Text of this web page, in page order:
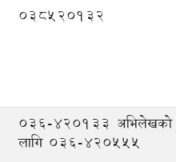
038520132
036-420133 अभिलेखको
लागि 036-420555